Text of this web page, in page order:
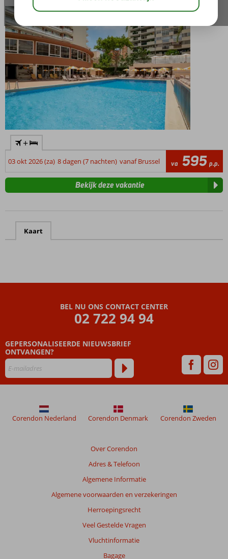
+
03 okt 2026 (za) 8 dagen (7 nachten) vanaf Brussel va 595 p.p.
Bekijk deze vakantie
Kaart
BEL NU ONS CONTACT CENTER
02 722 94 94
GEPERSONALISEERDE NIEUWSBRIEF
ONTVANGEN?
Over Corendon
Adres & Telefoon
Algemene Informatie
Algemene voorwaarden en verzekeringen
Herroepingsrecht
Veel Gestelde Vragen
Vluchtinformatie
Bagage
Corendon Nederland Corendon Denmark Corendon Zweden